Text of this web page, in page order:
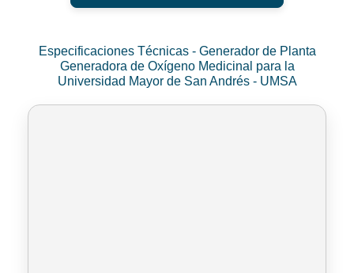
Especificaciones Técnicas - Generador de Planta
Generadora de Oxígeno Medicinal para la
Universidad Mayor de San Andrés - UMSA